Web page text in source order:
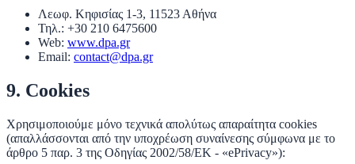
Λεωφ. Κηφισίας 1-3, 11523 Αθήνα
Τηλ.: +30 210 6475600
Web: www.dpa.gr
Email: contact@dpa.gr
9. Cookies
Χρησιμοποιούμε μόνο τεχνικά απολύτως απαραίτητα cookies
(απαλλάσσονται από την υποχρέωση συναίνεσης σύμφωνα με το
άρθρο 5 παρ. 3 της Οδηγίας 2002/58/ΕΚ - «ePrivacy»):